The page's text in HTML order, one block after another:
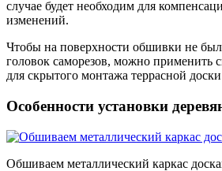
случае будет необходим для
изменений.
Чтобы на поверхности обшивки не
головок саморезов, можно применить
для скрытого монтажа террасной
Особенности установки
Обшиваем металлический каркас